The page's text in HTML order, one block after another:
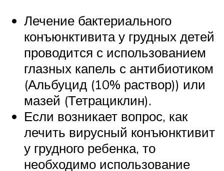
Лечение бактериального
конъюнктивита у грудных детей
проводится с использованием
глазных капель с антибиотиком
(Альбуцид (10% раствор)) или
мазей (Тетрациклин).
Если возникает вопрос, как
лечить вирусный конъюнктивит
у грудного ребенка, то
необходимо использование